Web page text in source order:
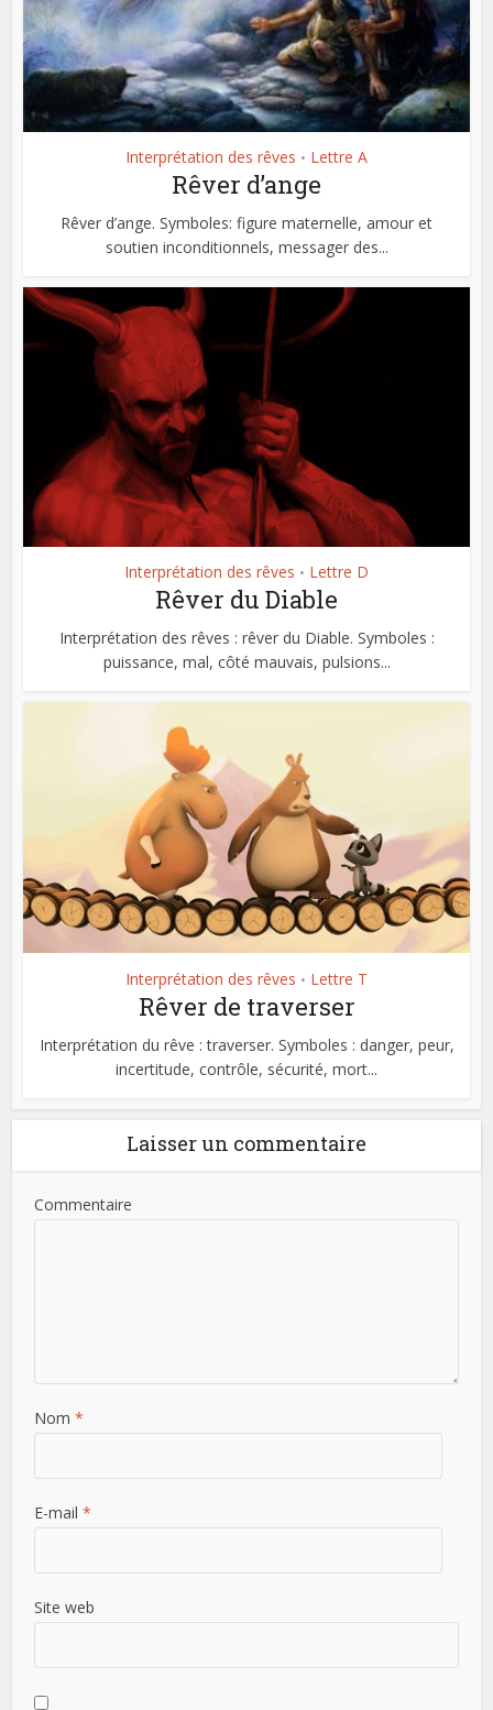
Interprétation des rêves • Lettre A
Rêver d’ange
Rêver d’ange. Symboles: figure maternelle, amour et
soutien inconditionnels, messager des...
Interprétation des rêves • Lettre D
Rêver du Diable
Interprétation des rêves : rêver du Diable. Symboles :
puissance, mal, côté mauvais, pulsions...
Interprétation des rêves • Lettre T
Rêver de traverser
Interprétation du rêve : traverser. Symboles : danger, peur,
incertitude, contrôle, sécurité, mort...
Laisser un commentaire
Commentaire
Nom*
E-mail*
Site web